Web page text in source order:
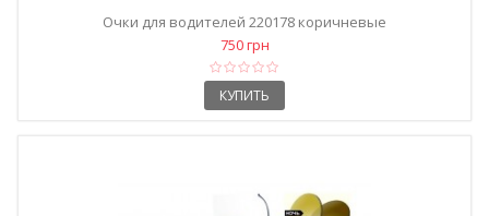
Очки для водителей 220178 коричневые
750 грн
КУПИТЬ